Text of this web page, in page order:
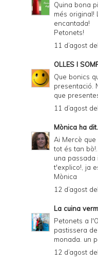
Quina bona
més original!
encantada!
Petonets!
11 d’agost
OLLES I
Que bonics
presentació.
que
11 d’agost
Mònica ha
Ai Mercè
tot és tan
una passada
t'explico!, ja
Mònica
12 d’agost
La cuina
Petonets a
pastissera
monada. un
12 d’agost